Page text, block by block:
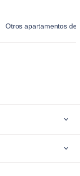
Otros apartamentos de